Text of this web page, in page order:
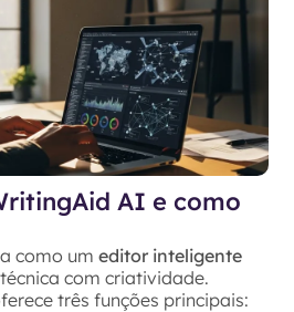
AI e como
como um editor inteligente
com criatividade.
três funções principais: